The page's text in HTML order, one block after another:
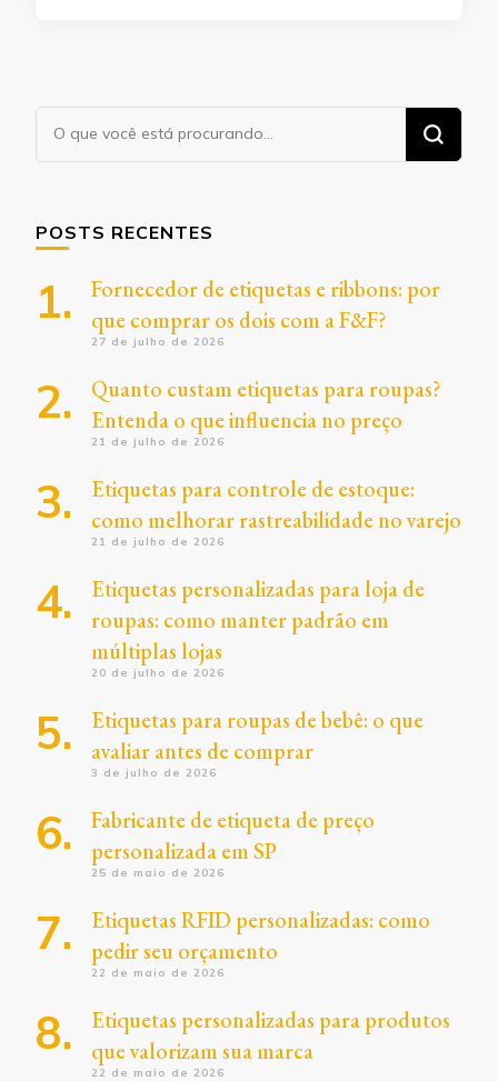
POSTS RECENTES
Fornecedor de etiquetas e ribbons: por
que comprar os dois com a F&F?
27 de julho de 2026
Quanto custam etiquetas para roupas?
Entenda o que influencia no preço
21 de julho de 2026
Etiquetas para controle de estoque:
como melhorar rastreabilidade no varejo
21 de julho de 2026
Etiquetas personalizadas para loja de
roupas: como manter padrão em
múltiplas lojas
20 de julho de 2026
Etiquetas para roupas de bebê: o que
avaliar antes de comprar
3 de julho de 2026
Fabricante de etiqueta de preço
personalizada em SP
25 de maio de 2026
Etiquetas RFID personalizadas: como
pedir seu orçamento
22 de maio de 2026
Etiquetas personalizadas para produtos
que valorizam sua marca
22 de maio de 2026